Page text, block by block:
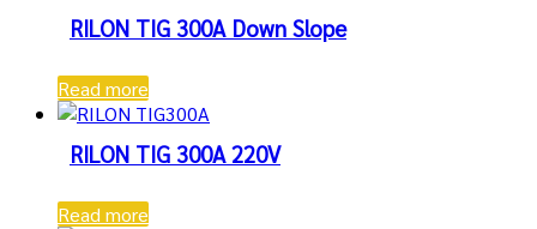
RILON TIG 300A Down Slope
Read more
RILON TIG 300A 220V
Read more